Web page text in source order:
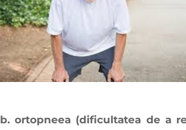
b. ortopneea (dificultatea de a